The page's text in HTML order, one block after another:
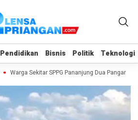
Pendidikan Bisnis Politik Teknologi
Pendidikan Bisnis Politik Teknologi
Warga Sekitar SPPG Pananjung Dua